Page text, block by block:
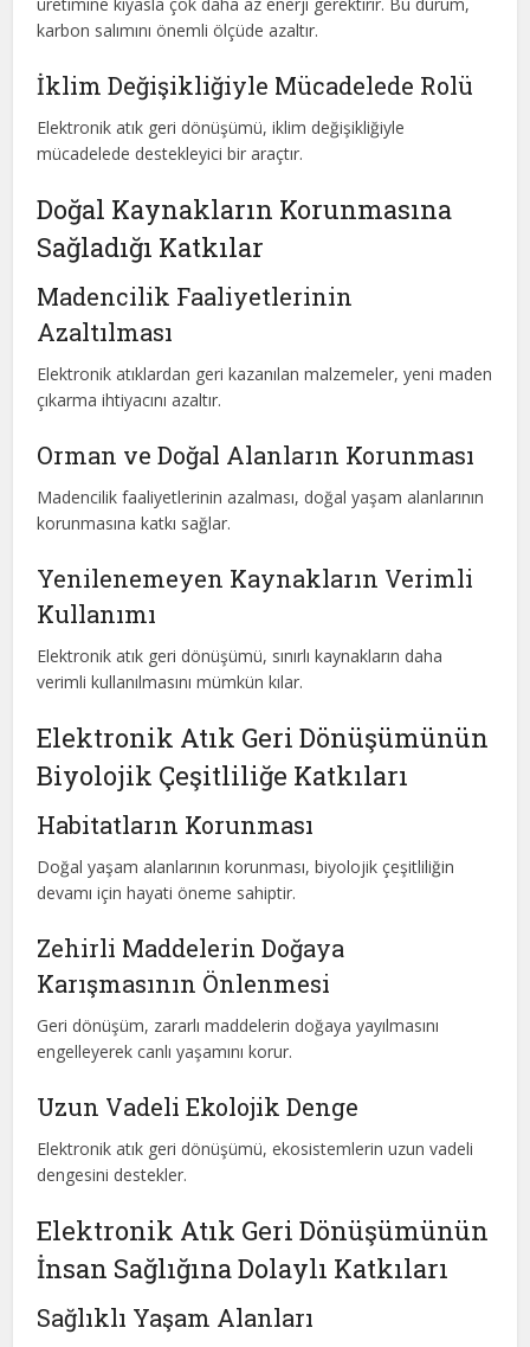
karbon salımını önemli ölçüde azaltır.
İklim Değişikliğiyle Mücadelede Rolü
Elektronik atık geri dönüşümü, iklim değişikliğiyle
mücadelede destekleyici bir araçtır.
Doğal Kaynakların Korunmasına
Sağladığı Katkılar
Madencilik Faaliyetlerinin
Azaltılması
Elektronik atıklardan geri kazanılan malzemeler, yeni maden
çıkarma ihtiyacını azaltır.
Orman ve Doğal Alanların Korunması
Madencilik faaliyetlerinin azalması, doğal yaşam alanlarının
korunmasına katkı sağlar.
Yenilenemeyen Kaynakların Verimli
Kullanımı
Elektronik atık geri dönüşümü, sınırlı kaynakların daha
verimli kullanılmasını mümkün kılar.
Elektronik Atık Geri Dönüşümünün
Biyolojik Çeşitliliğe Katkıları
Habitatların Korunması
Doğal yaşam alanlarının korunması, biyolojik çeşitliliğin
devamı için hayati öneme sahiptir.
Zehirli Maddelerin Doğaya
Karışmasının Önlenmesi
Geri dönüşüm, zararlı maddelerin doğaya yayılmasını
engelleyerek canlı yaşamını korur.
Uzun Vadeli Ekolojik Denge
Elektronik atık geri dönüşümü, ekosistemlerin uzun vadeli
dengesini destekler.
Elektronik Atık Geri Dönüşümünün
İnsan Sağlığına Dolaylı Katkıları
Sağlıklı Yaşam Alanları